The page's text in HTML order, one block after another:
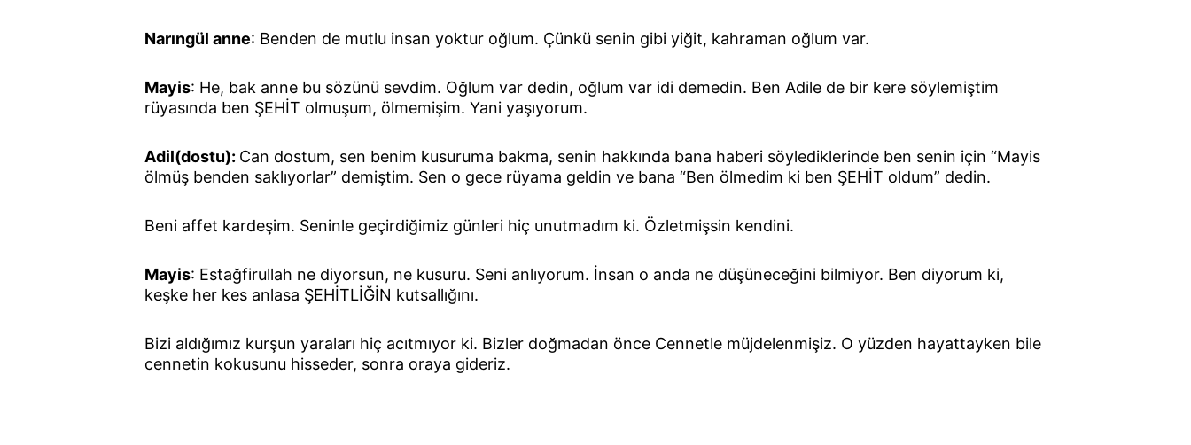
Narıngül anne: Benden de mutlu insan yoktur oğlum. Çünkü senin gibi yiğit, kahraman oğlum var.
Mayis: He, bak anne bu sözünü sevdim. Oğlum var dedin, oğlum var idi demedin. Ben Adile de bir kere söylemiştim
rüyasında ben ŞEHİT olmuşum, ölmemişim. Yani yaşıyorum.
Adil(dostu): Can dostum, sen benim kusuruma bakma, senin hakkında bana haberi söylediklerinde ben senin için “Mayis
ölmüş benden saklıyorlar” demiştim. Sen o gece rüyama geldin ve bana “Ben ölmedim ki ben ŞEHİT oldum” dedin.
Beni affet kardeşim. Seninle geçirdiğimiz günleri hiç unutmadım ki. Özletmişsin kendini.
Mayis: Estağfirullah ne diyorsun, ne kusuru. Seni anlıyorum. İnsan o anda ne düşüneceğini bilmiyor. Ben diyorum ki,
keşke her kes anlasa ŞEHİTLİĞİN kutsallığını.
Bizi aldığımız kurşun yaraları hiç acıtmıyor ki. Bizler doğmadan önce Cennetle müjdelenmişiz. O yüzden hayattayken bile
cennetin kokusunu hisseder, sonra oraya gideriz.